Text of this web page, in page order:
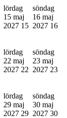
lördag
15 maj
2027 15
söndag
16 maj
2027 16
lördag
22 maj
2027 22
söndag
23 maj
2027 23
lördag
29 maj
2027 29
söndag
30 maj
2027 30